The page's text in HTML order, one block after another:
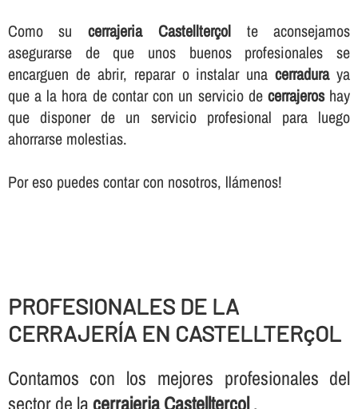
Como sucerrajeria Castellterçolte aconsejamos
asegurarse de que unos buenos profesionales se
encarguen de abrir, reparar o instalar unacerraduraya
que a la hora de contar con un servicio de cerrajeroshay
que disponer de un servicio profesional para luego
ahorrarse molestias.
Por eso puedes contar con nosotros, llámenos!
PROFESIONALES DE LA
CERRAJERÍ­A EN CASTELLTERçOL
Contamos con los mejores profesionales del
sector de lacerrajeria Castellterçol.